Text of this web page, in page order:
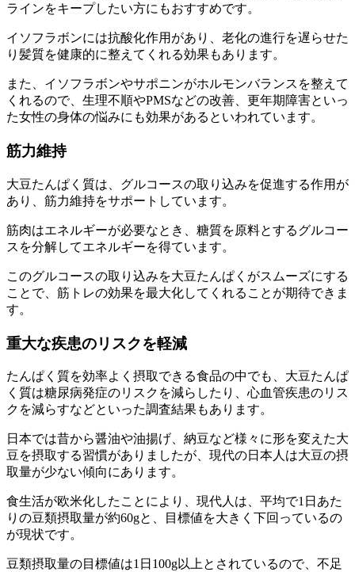
ラインをキープしたい方にもおすすめです。
イソフラボンには抗酸化作用があり、 老化の進行を遅らせた
り髪質を健康的に整えてくれる効果もあります。
また、イソフラボンやサポニンがホルモンバランスを整えて
くれるので、生理不順やPMSなどの改善、更年期障害といっ
た女性の身体の悩みにも効果があるといわれています。
筋力維持
大豆たんぱく質は、グルコースの取り込みを促進する作用が
あり、 筋力維持をサポート しています。
筋肉はエネルギーが必要なとき、糖質を原料とするグルコー
スを分解してエネルギーを得ています。
このグルコースの取り込みを大豆たんぱくがスムーズにする
ことで、筋トレの効果を最大化してくれることが期待できま
す。
重大な疾患のリスクを軽減
たんぱく質を効率よく摂取できる食品の中でも、大豆たんぱ
く質は糖尿病発症のリスクを減らしたり、心血管疾患のリス
クを減らすなどといった調査結果もあります。
日本では昔から醤油や油揚げ、納豆など様々に形を変えた大
豆を摂取する習慣がありましたが、現代の日本人は大豆の摂
取量が少ない傾向にあります。
食生活が欧米化したことにより、現代人は、平均で1日あた
りの豆類摂取量が約60gと、目標値を大きく下回っているの
が現状です。
豆類摂取量の目標値は1日100g以上とされているので、 不足